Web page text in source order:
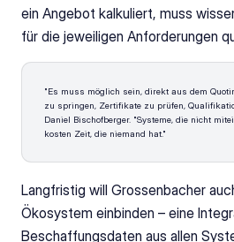
ein Angebot kalkuliert, muss
für die jeweiligen Anforderungen
"Es muss möglich sein, direkt aus dem
zu springen, Zertifikate zu prüfen,
Daniel Bischofberger. "Systeme, die nicht
kosten Zeit, die niemand hat."
Langfristig will Grossenbacher
Ökosystem einbinden – eine
Beschaffungsdaten aus allen